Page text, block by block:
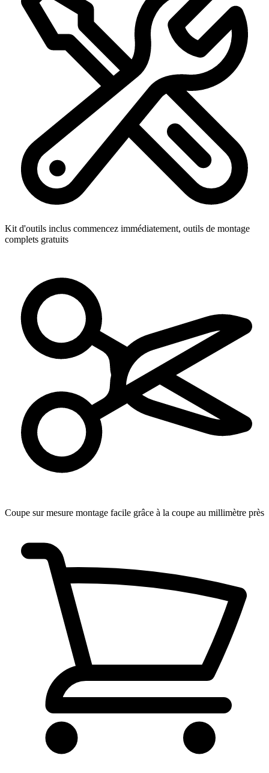
Kit d'outils inclus commencez immédiatement, outils de montage
complets gratuits
Coupe sur mesure montage facile grâce à la coupe au millimètre près